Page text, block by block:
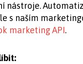
nástroje.
s naším
marketing API.